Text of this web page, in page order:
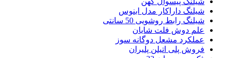
شیلنگ داراکار مدل ابنوس
شیلنگ رابط روشویی 50 سانتی
علم دوش فلت شایان
عملکرد مشعل دوگانه سوز
فروش پلی اتیلن پلیران